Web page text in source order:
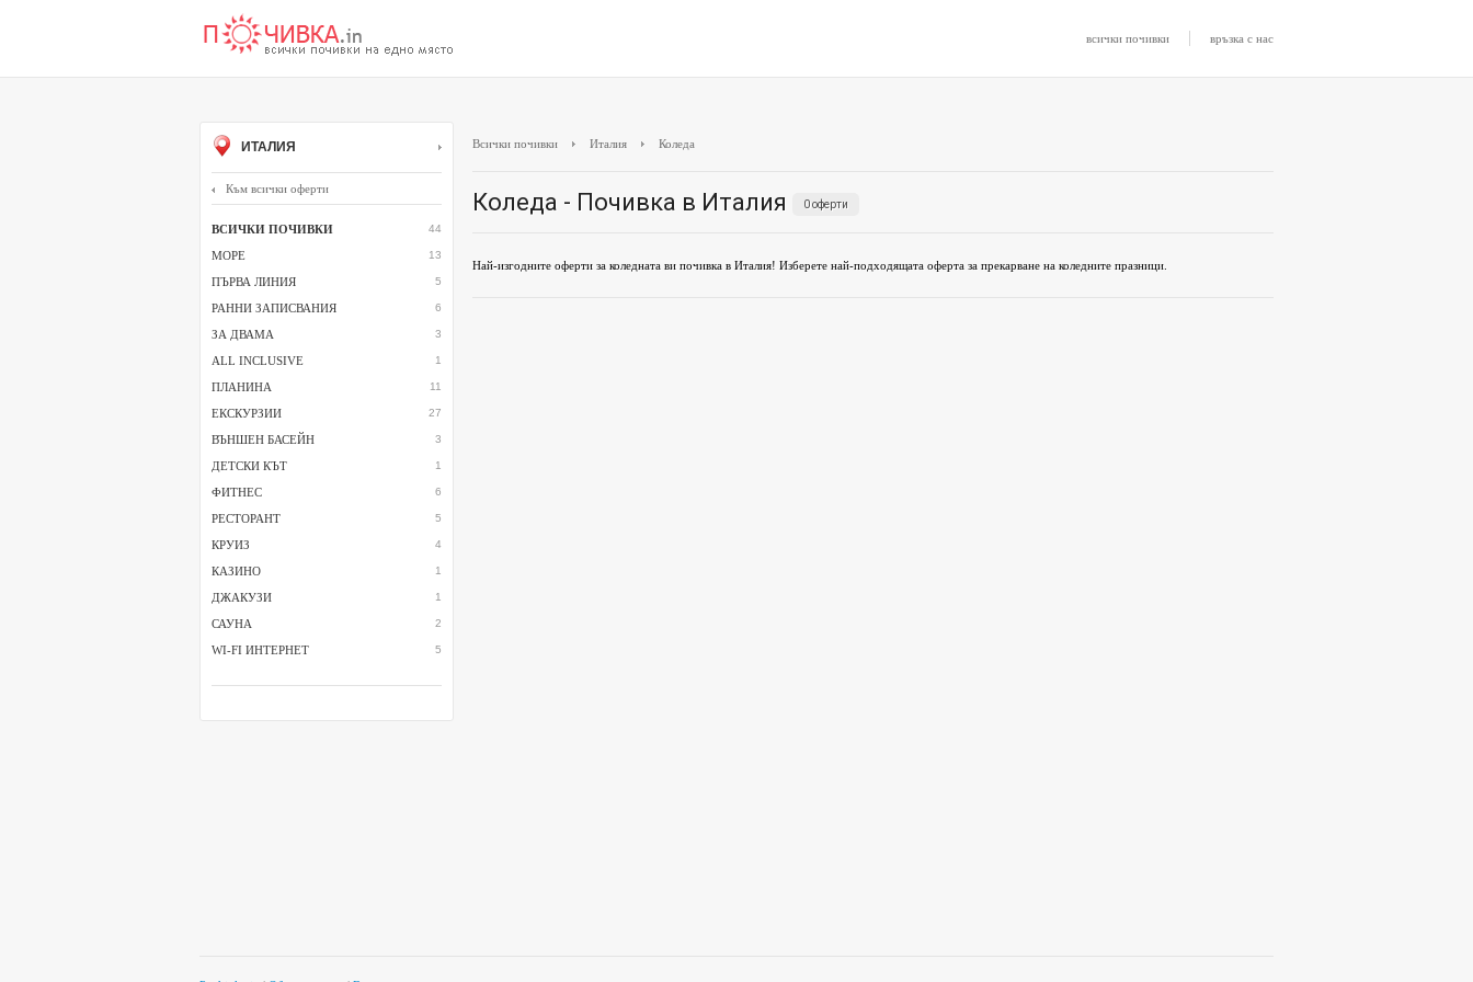
всички почивки | връзка с нас
ИТАЛИЯ
Към всички оферти
ВСИЧКИ ПОЧИВКИ 44
МОРЕ 13
ПЪРВА ЛИНИЯ 5
РАННИ ЗАПИСВАНИЯ 6
ЗА ДВАМА 3
ALL INCLUSIVE 1
ПЛАНИНА 11
ЕКСКУРЗИИ 27
ВЪНШЕН БАСЕЙН 3
ДЕТСКИ КЪТ 1
ФИТНЕС 6
РЕСТОРАНТ 5
КРУИЗ 4
КАЗИНО 1
ДЖАКУЗИ 1
САУНА 2
WI-FI ИНТЕРНЕТ 5
Всички почивки Италия Коледа
Коледа - Почивка в Италия 0 оферти
Най-изгодните оферти за коледната ви почивка в Италия! Изберете най-подходящата оферта за прекарване на коледните празници.